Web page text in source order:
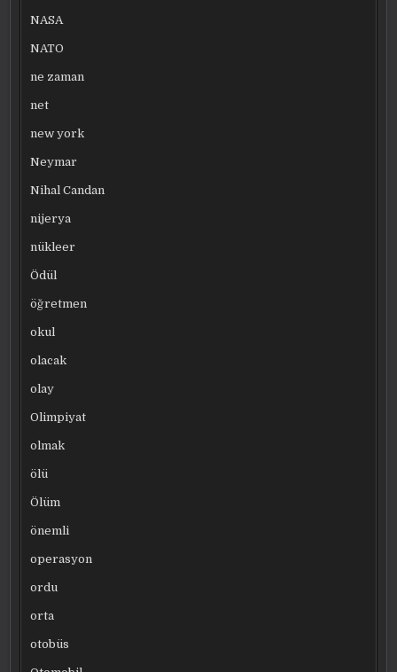
NASA
NATO
ne zaman
net
new york
Neymar
Nihal Candan
nijerya
nükleer
Ödül
öğretmen
okul
olacak
olay
Olimpiyat
olmak
ölü
Ölüm
önemli
operasyon
ordu
orta
otobüs